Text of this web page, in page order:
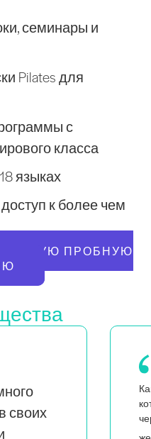
семинары и
Pilates для
с
класса
языках
к более чем
ПРОБНУЮ